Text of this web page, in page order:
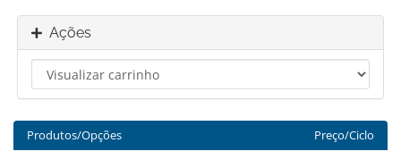
Ações
Produtos/Opções Preço/Ciclo